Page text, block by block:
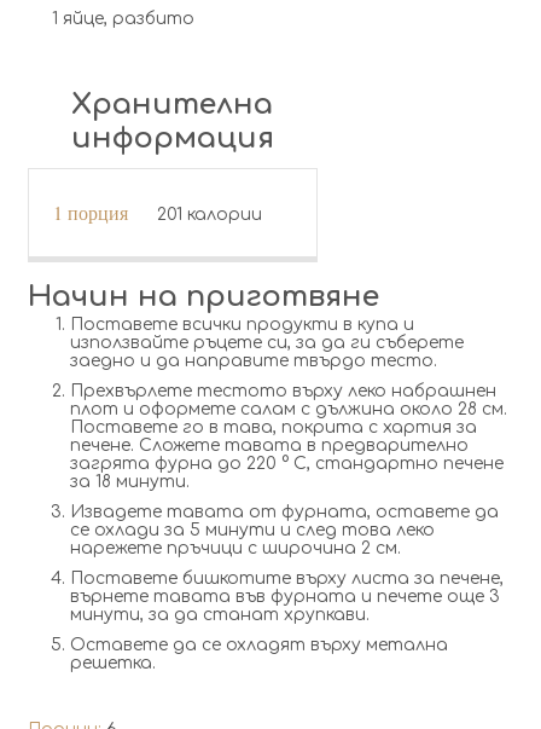
1 яйце, разбито
Хранителна
информация
1 порция 201 калории
Начин на приготвяне
Поставете всички продукти в купа и
използвайте ръцете си, за да ги съберете
заедно и да направите твърдо тесто.
Прехвърлете тестото върху леко набрашнен
плот и оформете салам с дължина около 28 cм.
Поставете го в тава, покрита с хартия за
печене. Сложете тавата в предварително
загрята фурна до 220 ° C, стандартно печене
за 18 минути.
Извадете тавата от фурната, оставете да
се охлади за 5 минути и след това леко
нарежете пръчици с широчина 2 cм.
Поставете бишкотите върху листа за печене,
върнете тавата във фурната и печете още 3
минути, за да станат хрупкави.
Оставете да се охладят върху метална
решетка.